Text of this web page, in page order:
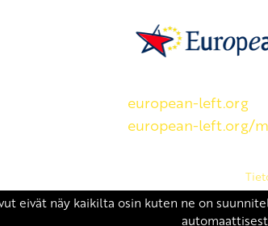
european-left.org
european-left.org/